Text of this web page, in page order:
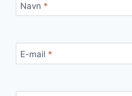
Navn *
E-mail *